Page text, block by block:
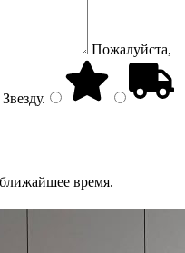
Пожалуйста,
Звезду.
время.